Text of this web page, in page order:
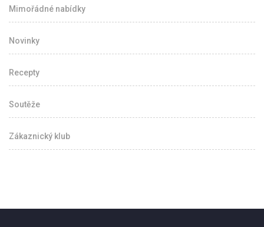
Mimořádné nabídky
Novinky
Recepty
Soutěže
Zákaznický klub